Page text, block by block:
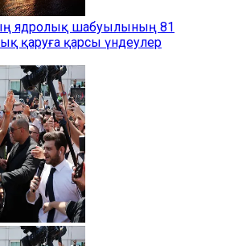
ядролық шабуылының 81
қаруға қарсы үндеулер